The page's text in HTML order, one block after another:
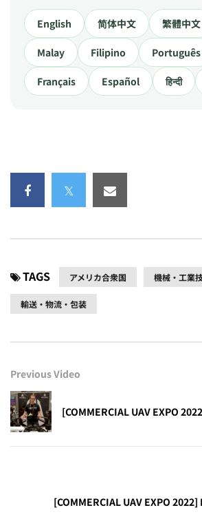
English 简体中文 繁體中文
Malay Filipino Português
Français Español हिन्दी
TAGS アメリカ合衆国 機械・工業
輸送・物流・包装
Previous Video
[COMMERCIAL UAV EXPO
[COMMERCIAL UAV EXPO 2022]